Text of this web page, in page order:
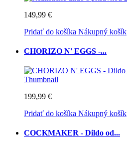
149,99 €
Pridať do košíka Nákupný košík
CHORIZO N' EGGS -...
199,99 €
Pridať do košíka Nákupný košík
COCKMAKER - Dildo od...